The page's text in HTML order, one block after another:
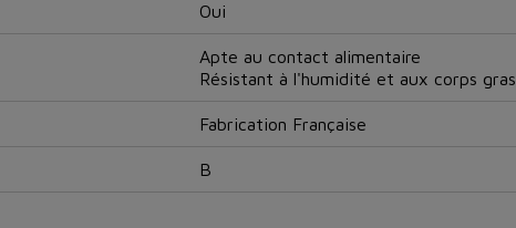
Oui
Apte au contact alimentaire
Résistant à l'humidité et aux corps gras
Fabrication Française
B